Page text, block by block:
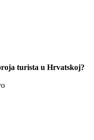
turista u Hrvatskoj?